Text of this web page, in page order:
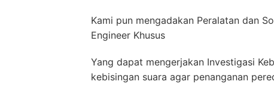
Kami pun mengadakan Peralatan dan
Engineer Khusus
Yang dapat mengerjakan Investigasi
kebisingan suara agar penanganan